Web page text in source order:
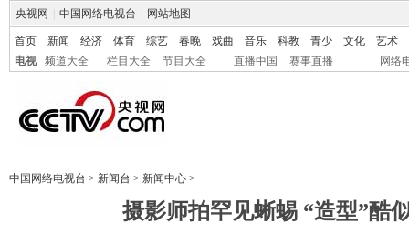
央视网 中国网络电视台 网站地图
首页 新闻 经济 体育 综艺 春晚 戏曲 音乐 科教 青少 文化
艺术
电视
频道大全 栏目大全 节目大全 直播中国 赛事直播 网络
中国网络电视台 > 新闻台 > 新闻中心 >
摄影师拍罕见蜥蜴 “造型”酷